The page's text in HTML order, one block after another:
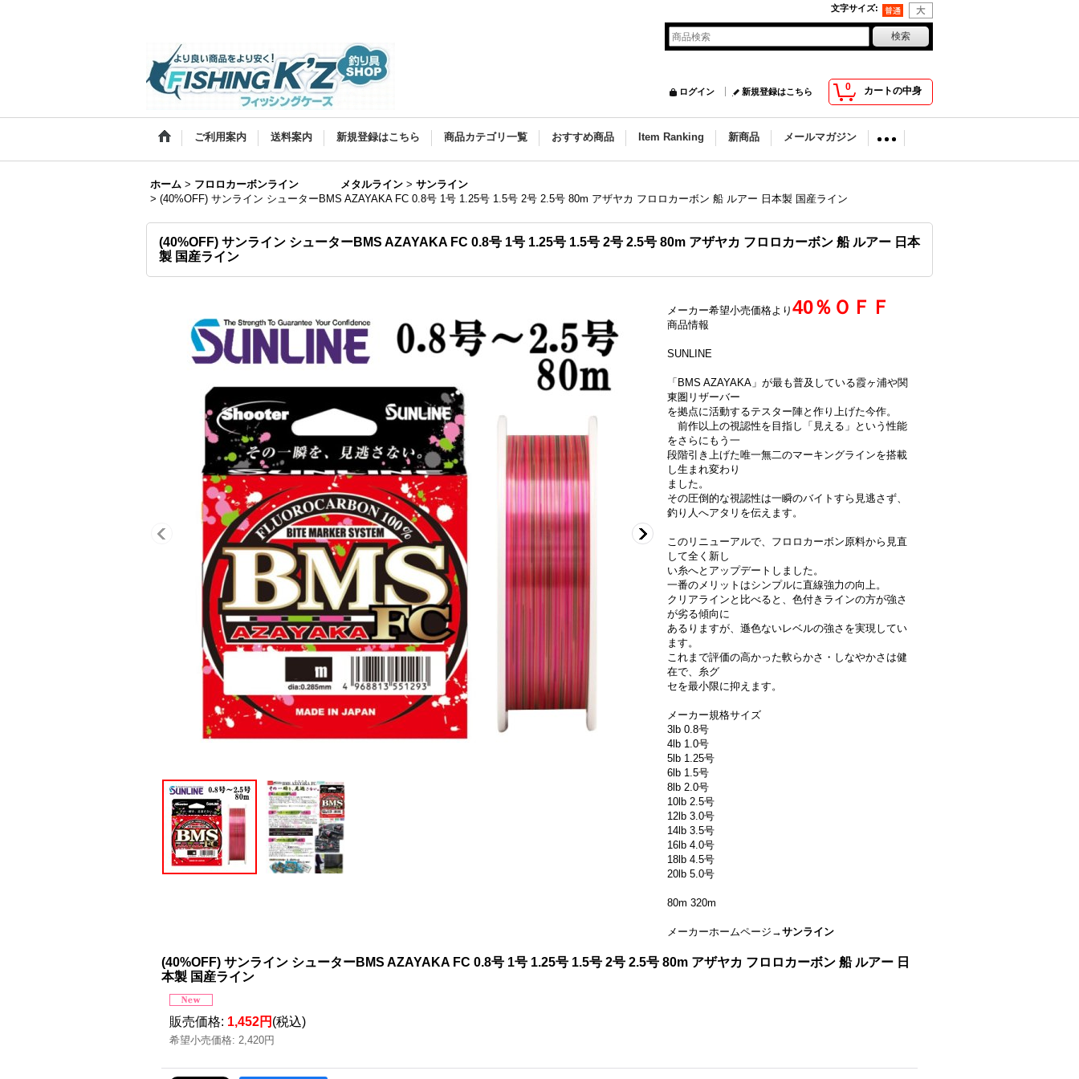
文字サイズ:
0 カートの中身
ログイン 新規登録はこちら
ご利用案内 送料案内 新規登録はこちら 商品カテゴリ一覧 おすすめ商品 Item Ranking 新商品 メールマガジン
ホーム > フロロカーボンライン メタルライン > サンライン
> (40%OFF) サンライン シューターBMS AZAYAKA FC 0.8号 1号 1.25号 1.5号 2号 2.5号 80m アザヤカ フロロカーボン 船 ルアー 日本製 国産ライン
(40%OFF) サンライン シューターBMS AZAYAKA FC 0.8号 1号 1.25号 1.5号 2号 2.5号 80m アザヤカ フロロカーボン 船 ルアー 日本
製 国産ライン
メーカー希望小売価格より 40％ＯＦＦ
商品情報
SUNLINE
「BMS AZAYAKA」が最も普及している霞ヶ浦や関
東圏リザーバー
を拠点に活動するテスター陣と作り上げた今作。
前作以上の視認性を目指し「見える」という性能
をさらにもう一
段階引き上げた唯一無二のマーキングラインを搭載
し生まれ変わり
ました。
その圧倒的な視認性は一瞬のバイトすら見逃さず、
釣り人へアタリを伝えます。
このリニューアルで、フロロカーボン原料から見直
して全く新し
い糸へとアップデートしました。
一番のメリットはシンプルに直線強力の向上。
クリアラインと比べると、色付きラインの方が強さ
が劣る傾向に
あるりますが、遜色ないレベルの強さを実現してい
ます。
これまで評価の高かった軟らかさ・しなやかさは健
在で、糸グ
セを最小限に抑えます。
メーカー規格サイズ
3lb 0.8号
4lb 1.0号
5lb 1.25号
6lb 1.5号
8lb 2.0号
10lb 2.5号
12lb 3.0号
14lb 3.5号
16lb 4.0号
18lb 4.5号
20lb 5.0号
80m 320m
メーカーホームページ→サンライン
(40%OFF) サンライン シューターBMS AZAYAKA FC 0.8号 1号 1.25号 1.5号 2号 2.5号 80m アザヤカ フロロカーボン 船 ルアー 日
本製 国産ライン
販売価格: 1,452円 (税込)
希望小売価格: 2,420円